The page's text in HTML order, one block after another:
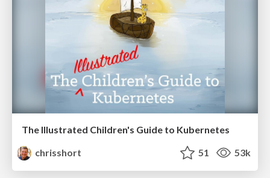
The Illustrated Children's Guide to Kubernetes
chrisshort
51 53k